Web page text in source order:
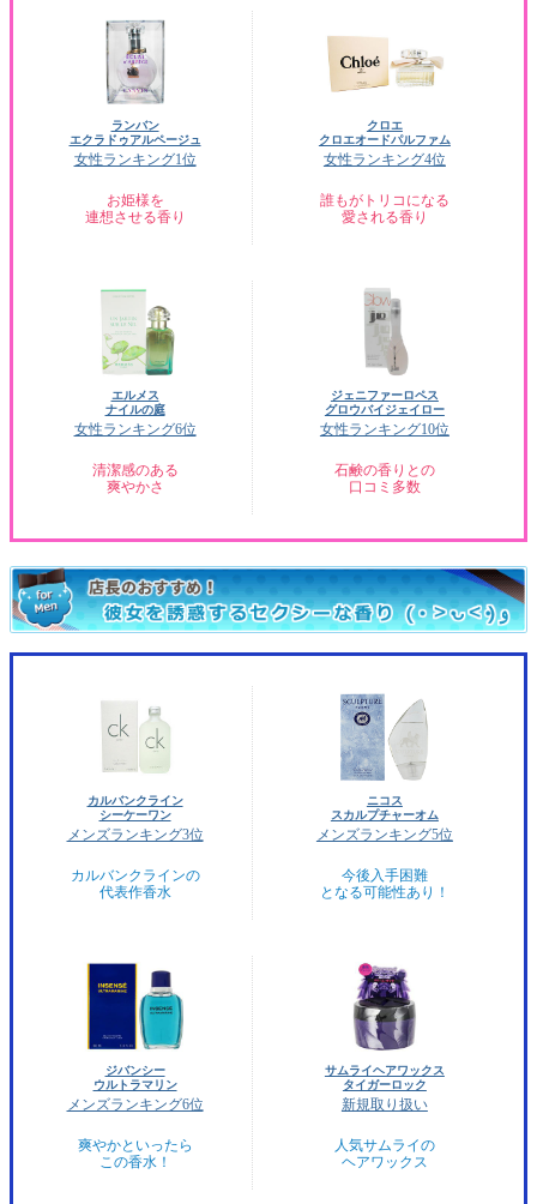
ランバン
エクラドゥアルページュ
女性ランキング1位
お姫様を
連想させる香り
クロエ
クロエオードパルファム
女性ランキング4位
誰もがトリコになる
愛される香り
エルメス
ナイルの庭
女性ランキング6位
清潔感のある
爽やかさ
ジェニファーロペス
グロウバイジェイロー
女性ランキング10位
石鹸の香りとの
口コミ多数
カルバンクライン
シーケーワン
メンズランキング3位
カルバンクラインの
代表作香水
ニコス
スカルプチャーオム
メンズランキング5位
今後入手困難
となる可能性あり！
ジバンシー
ウルトラマリン
メンズランキング6位
爽やかといったら
この香水！
サムライヘアワックス
タイガーロック
新規取り扱い
人気サムライの
ヘアワックス